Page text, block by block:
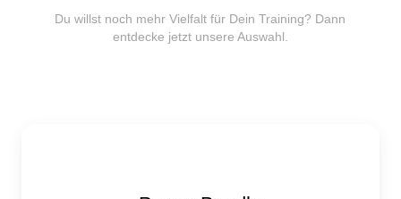
Du willst noch mehr Vielfalt für Dein Training? Dann
entdecke jetzt unsere Auswahl.